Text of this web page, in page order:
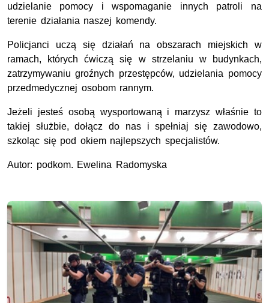
udzielanie pomocy i wspomaganie innych patroli na
terenie działania naszej komendy.
Policjanci uczą się działań na obszarach miejskich w
ramach, których ćwiczą się w strzelaniu w budynkach,
zatrzymywaniu groźnych przestępców, udzielania pomocy
przedmedycznej osobom rannym.
Jeżeli jesteś osobą wysportowaną i marzysz właśnie to
takiej służbie, dołącz do nas i spełniaj się zawodowo,
szkoląc się pod okiem najlepszych specjalistów.
Autor: podkom. Ewelina Radomyska